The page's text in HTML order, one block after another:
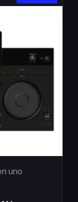
uno